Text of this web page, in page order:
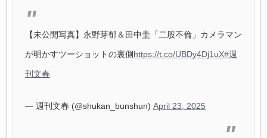
【未公開写真】永野芽郁＆田中圭「二股不倫」カメラマン
が明かすツーショットの裏側https://t.co/UBDy4Dj1uX#週
刊文春
— 週刊文春 (@shukan_bunshun) April 23, 2025